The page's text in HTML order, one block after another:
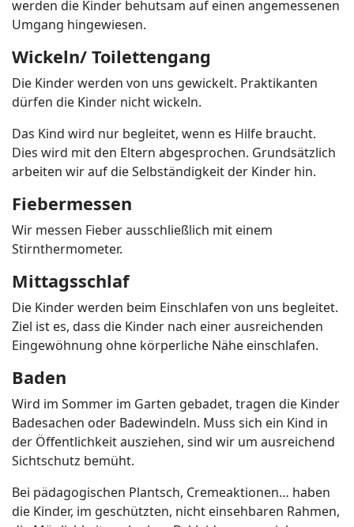
werden die Kinder behutsam auf einen angemessenen
Umgang hingewiesen.
Wickeln/ Toilettengang
Die Kinder werden von uns gewickelt. Praktikanten
dürfen die Kinder nicht wickeln.
Das Kind wird nur begleitet, wenn es Hilfe braucht.
Dies wird mit den Eltern abgesprochen. Grundsätzlich
arbeiten wir auf die Selbständigkeit der Kinder hin.
Fiebermessen
Wir messen Fieber ausschließlich mit einem
Stirnthermometer.
Mittagsschlaf
Die Kinder werden beim Einschlafen von uns begleitet.
Ziel ist es, dass die Kinder nach einer ausreichenden
Eingewöhnung ohne körperliche Nähe einschlafen.
Baden
Wird im Sommer im Garten gebadet, tragen die Kinder
Badesachen oder Badewindeln. Muss sich ein Kind in
der Öffentlichkeit ausziehen, sind wir um ausreichend
Sichtschutz bemüht.
Bei pädagogischen Plantsch, Cremeaktionen… haben
die Kinder, im geschützten, nicht einsehbaren Rahmen,